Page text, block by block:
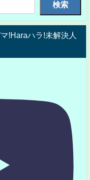
検索
!Haraハラ!未解決人